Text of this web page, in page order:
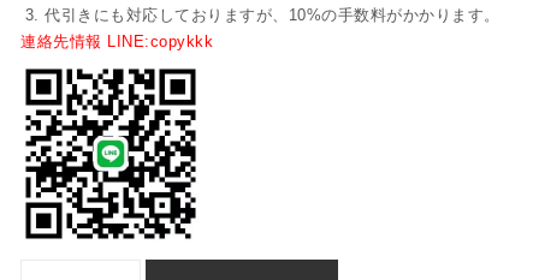
代引きにも対応しておりますが、10%の手数料がかかります。
連絡先情報 LINE:copykkk